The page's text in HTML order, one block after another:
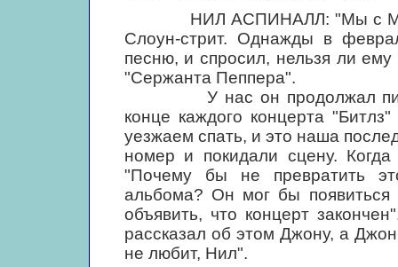
НИЛ АСПИНАЛЛ: "Мы с Мэлом
Слоун-стрит. Однажды в
песню, и спросил, нельзя ли
"Сержанта Пеппера".
У нас он продолжал
конце каждого концерта
уезжаем спать, и это наша
номер и покидали сцену.
"Почему бы не превратить
альбома? Он мог бы появиться
объявить, что концерт
рассказал об этом Джону, а
не любит, Нил".